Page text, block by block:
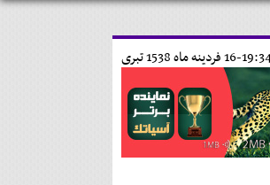
16 فردينه ماه 1538 تبری